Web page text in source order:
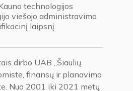
technologijos
viešojo administravimo
laipsnį.
dirbo UAB „Šiaulių
finansų ir planavimo
Nuo 2001 iki 2021 metų